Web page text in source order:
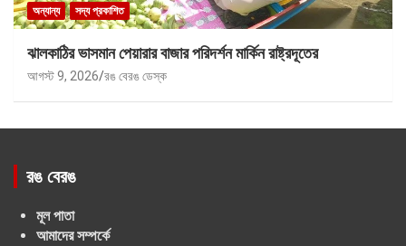
অন্যান্য সদ্য প্রকাশিত
ঝালকাঠির ভাসমান পেয়ারার বাজার পরিদর্শন মার্কিন রাষ্ট্রদূতের
আগস্ট 9, 2026 রঙ বেরঙ ডেস্ক
রঙ বেরঙ
মূল পাতা
আমাদের সম্পর্কে